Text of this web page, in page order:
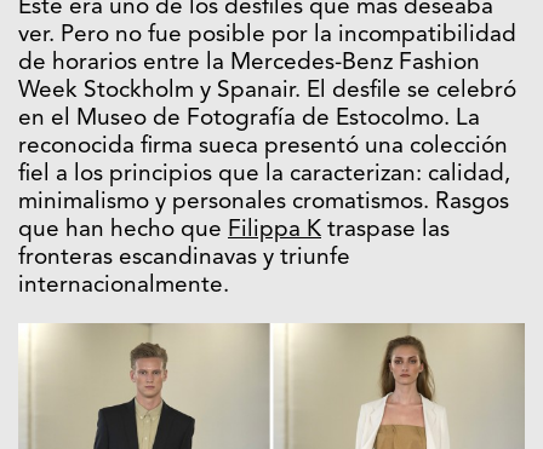
Este era uno de los desfiles que más deseaba
ver. Pero no fue posible por la incompatibilidad
de horarios entre la Mercedes-Benz Fashion
Week Stockholm y Spanair. El desfile se celebró
en el Museo de Fotografía de Estocolmo. La
reconocida firma sueca presentó una colección
fiel a los principios que la caracterizan: calidad,
minimalismo y personales cromatismos. Rasgos
que han hecho que Filippa K traspase las
fronteras escandinavas y triunfe
internacionalmente.